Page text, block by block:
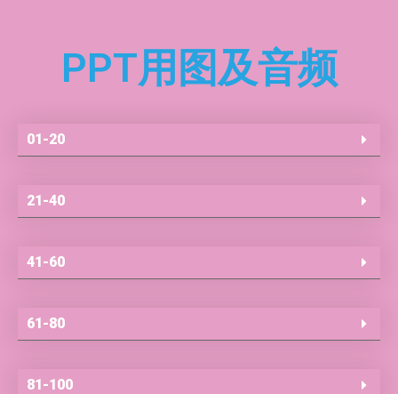
PPT用图及音频
01-20
21-40
41-60
61-80
81-100